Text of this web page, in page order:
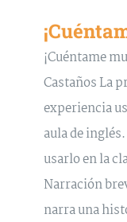
¡Cuéntame
Castaños La
experiencia
aula de
usarlo en la
Narración
narra una